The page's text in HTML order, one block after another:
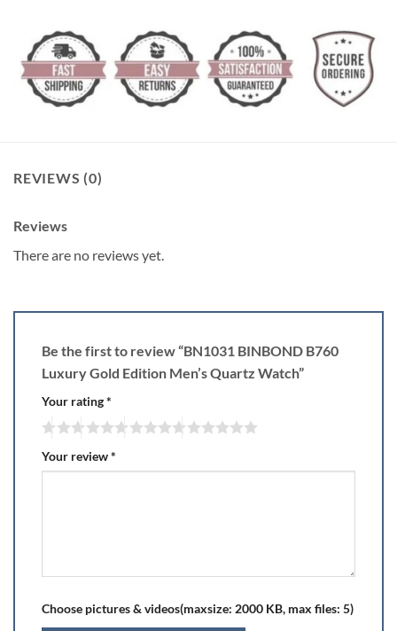
REVIEWS (0)
Reviews
There are no reviews yet.
Be the first to review “BN1031 BINBOND B760
Luxury Gold Edition Men’s Quartz Watch”
Your rating*
Your review*
Choose pictures & videos(maxsize: 2000 KB, max files: 5)